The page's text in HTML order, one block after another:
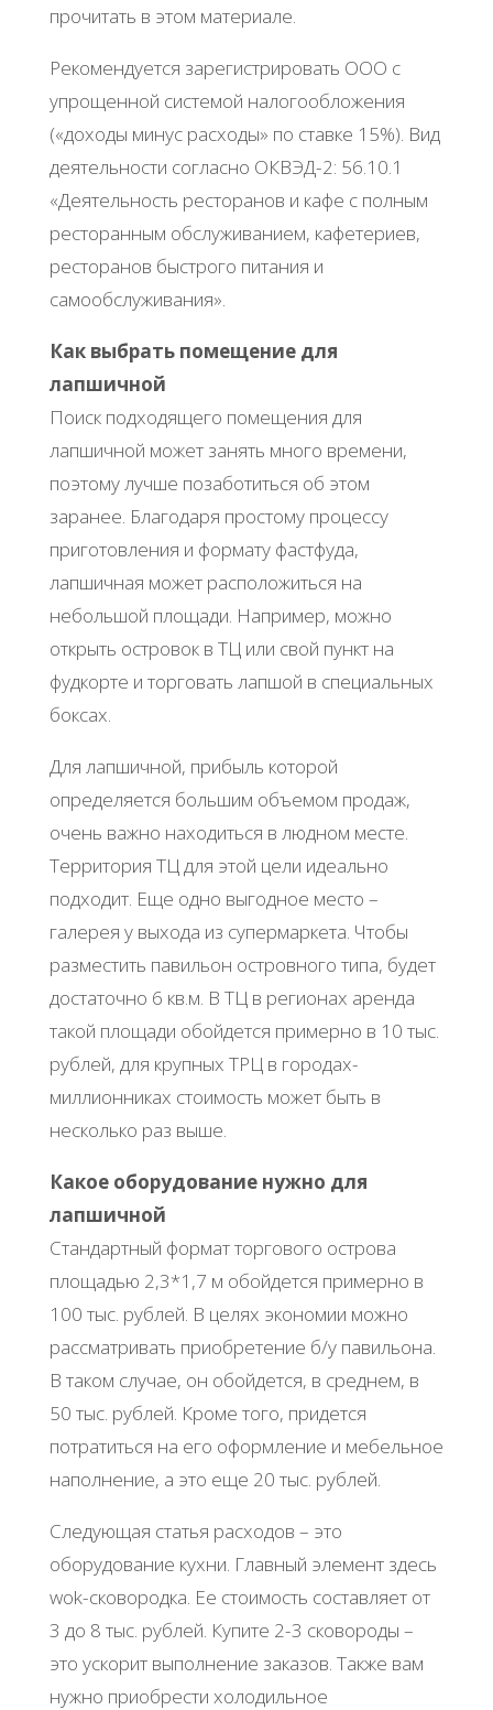
прочитать в этом материале.
Рекомендуется зарегистрировать ООО с
упрощенной системой налогообложения
(«доходы минус расходы» по ставке 15%). Вид
деятельности согласно ОКВЭД-2: 56.10.1
«Деятельность ресторанов и кафе с полным
ресторанным обслуживанием, кафетериев,
ресторанов быстрого питания и
самообслуживания».
Как выбрать помещение для
лапшичной
Поиск подходящего помещения для
лапшичной может занять много времени,
поэтому лучше позаботиться об этом
заранее. Благодаря простому процессу
приготовления и формату фастфуда,
лапшичная может расположиться на
небольшой площади. Например, можно
открыть островок в ТЦ или свой пункт на
фудкорте и торговать лапшой в специальных
боксах.
Для лапшичной, прибыль которой
определяется большим объемом продаж,
очень важно находиться в людном месте.
Территория ТЦ для этой цели идеально
подходит. Еще одно выгодное место –
галерея у выхода из супермаркета. Чтобы
разместить павильон островного типа, будет
достаточно 6 кв.м. В ТЦ в регионах аренда
такой площади обойдется примерно в 10 тыс.
рублей, для крупных ТРЦ в городах-
миллионниках стоимость может быть в
несколько раз выше.
Какое оборудование нужно для
лапшичной
Стандартный формат торгового острова
площадью 2,3*1,7 м обойдется примерно в
100 тыс. рублей. В целях экономии можно
рассматривать приобретение б/у павильона.
В таком случае, он обойдется, в среднем, в
50 тыс. рублей. Кроме того, придется
потратиться на его оформление и мебельное
наполнение, а это еще 20 тыс. рублей.
Следующая статья расходов – это
оборудование кухни. Главный элемент здесь
wok-сковородка. Ее стоимость составляет от
3 до 8 тыс. рублей. Купите 2-3 сковороды –
это ускорит выполнение заказов. Также вам
нужно приобрести холодильное